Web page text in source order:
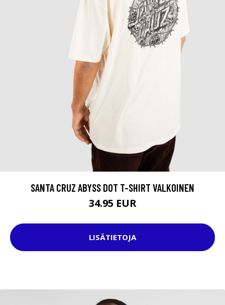
SANTA CRUZ ABYSS DOT T-SHIRT VALKOINEN
34.95 EUR
LISÄTIETOJA